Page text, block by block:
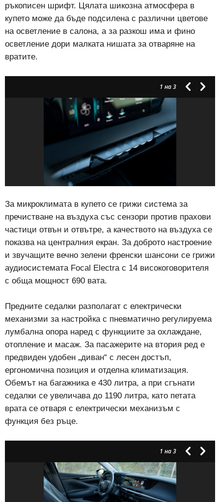
ръкописен шрифт. Цялата шикозна атмосфера в
купето може да бъде подсилена с различни цветове
на осветление в салона, а за разкош има и фино
осветление дори малката нишата за отваряне на
вратите.
1 на 3
За микроклимата в купето се грижи система за
пречистване на въздуха със сензори против прахови
частици отвън и отвътре, а качеството на въздуха се
показва на централния екран. За доброто настроение
и звучащите вечно зелени френски шансони се грижи
аудиосистемата Focal Electra с 14 високоговорителя
с обща мощност 690 вата.
Предните седалки разполагат с електрически
механизми за настройка с пневматично регулируема
лумбална опора наред с функциите за охлаждане,
отопление и масаж. За пасажерите на втория ред е
предвиден удобен „диван“ с лесен достъп,
ергономична позиция и отделна климатизация.
Обемът на багажника е 430 литра, а при сгънати
седалки се увеличава до 1190 литра, като петата
врата се отваря с електрически механизъм с
функция без ръце.
1 на 3